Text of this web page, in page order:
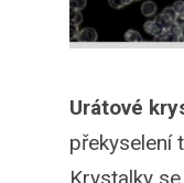
Urátové
překyselení